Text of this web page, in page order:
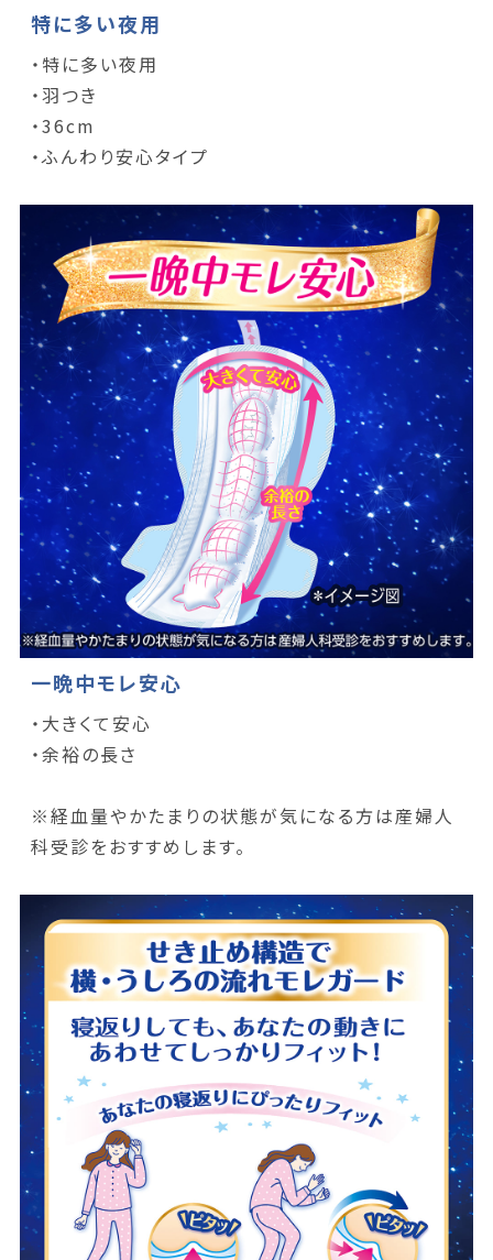
特に多い夜用
・特に多い夜用
・羽つき
・36cm
・ふんわり安心タイプ
一晩中モレ安心
・大きくて安心
・余裕の長さ
※経血量やかたまりの状態が気になる方は産婦人
科受診をおすすめします。